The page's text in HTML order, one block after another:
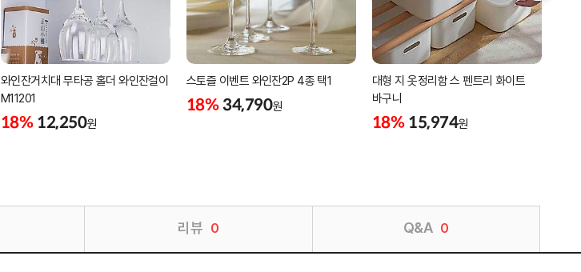
와인잔거치대 무타공 홀더 와인잔걸이
M11201
18% 12,250원
스토즐 이벤트 와인잔2P 4종 택1
18% 34,790원
대형 지 옷정리함 스 펜트리 화이트
바구니
18% 15,974원
리뷰 0 Q&A 0